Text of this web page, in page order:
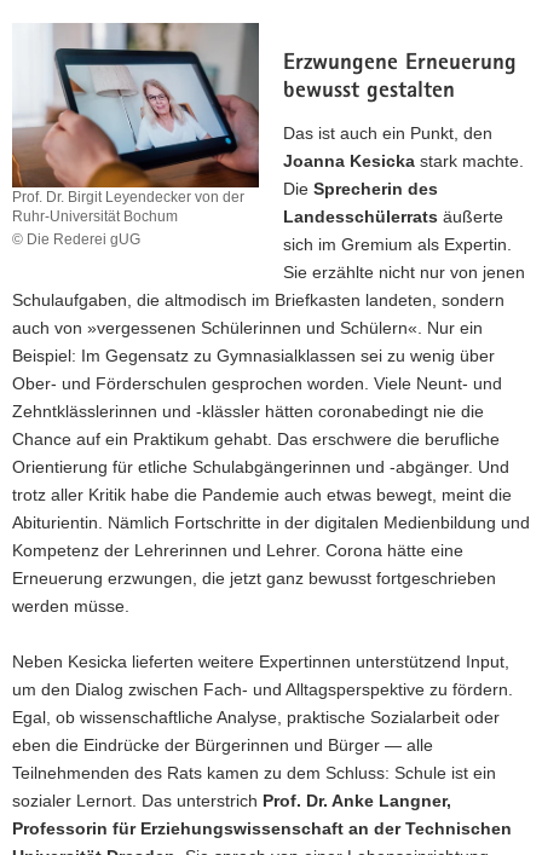
Prof. Dr. Birgit Leyendecker von der
Ruhr-Universität Bochum
© Die Rederei gUG
Birgit
Leyendecker
von
der
Universität
Bochum
Erzwungene Erneuerung
bewusst gestalten
Das ist auch ein Punkt, den
Joanna Kesicka stark machte.
Die Sprecherin des
Landesschülerrats äußerte
sich im Gremium als Expertin.
Sie erzählte nicht nur von jenen
Schulaufgaben, die altmodisch im Briefkasten landeten, sondern
auch von »vergessenen Schülerinnen und Schülern«. Nur ein
Beispiel: Im Gegensatz zu Gymnasialklassen sei zu wenig über
Ober- und Förderschulen gesprochen worden. Viele Neunt- und
Zehntklässlerinnen und -klässler hätten coronabedingt nie die
Chance auf ein Praktikum gehabt. Das erschwere die berufliche
Orientierung für etliche Schulabgängerinnen und -abgänger. Und
trotz aller Kritik habe die Pandemie auch etwas bewegt, meint die
Abiturientin. Nämlich Fortschritte in der digitalen Medienbildung und
Kompetenz der Lehrerinnen und Lehrer. Corona hätte eine
Erneuerung erzwungen, die jetzt ganz bewusst fortgeschrieben
werden müsse.
Neben Kesicka lieferten weitere Expertinnen unterstützend Input,
um den Dialog zwischen Fach- und Alltagsperspektive zu fördern.
Egal, ob wissenschaftliche Analyse, praktische Sozialarbeit oder
eben die Eindrücke der Bürgerinnen und Bürger — alle
Teilnehmenden des Rats kamen zu dem Schluss: Schule ist ein
sozialer Lernort. Das unterstrich Prof. Dr. Anke Langner,
Professorin für Erziehungswissenschaft an der Technischen